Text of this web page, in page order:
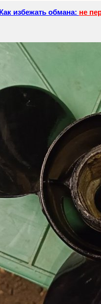
Как избежать обмана: не